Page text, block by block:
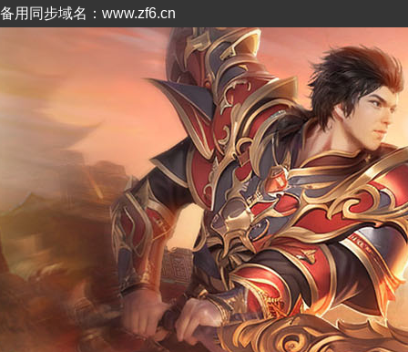
备用同步域名：www.zf6.cn